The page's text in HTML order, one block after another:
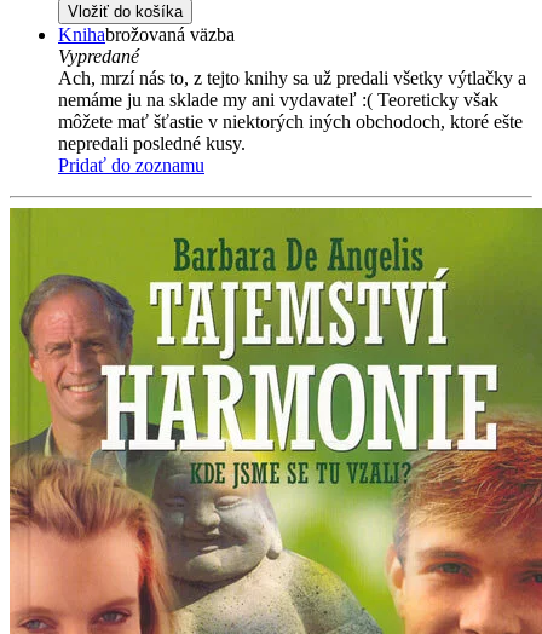
Vložiť do košíka
Knihabrožovaná väzba
Vypredané
Ach, mrzí nás to, z tejto knihy sa už predali všetky výtlačky a
nemáme ju na sklade my ani vydavateľ :( Teoreticky však
môžete mať šťastie v niektorých iných obchodoch, ktoré ešte
nepredali posledné kusy.
Pridať do zoznamu